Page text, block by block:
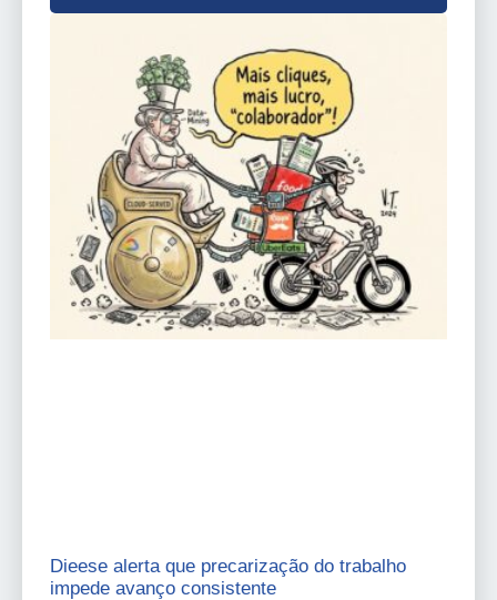
Dieese alerta que precarização do trabalho
impede avanço consistente